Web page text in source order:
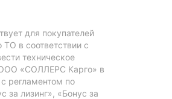
для покупателей
в соответствии с
техническое
ООО «СОЛЛЕРС Карго» в
регламентом по
лизинг», «Бонус за